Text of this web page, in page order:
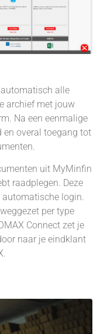
automatisch alle
archief met jouw
Na een eenmalige
overal toegang tot
uit MyMinfin
raadplegen. Deze
login.
per type
Connect zet je
naar je eindklant